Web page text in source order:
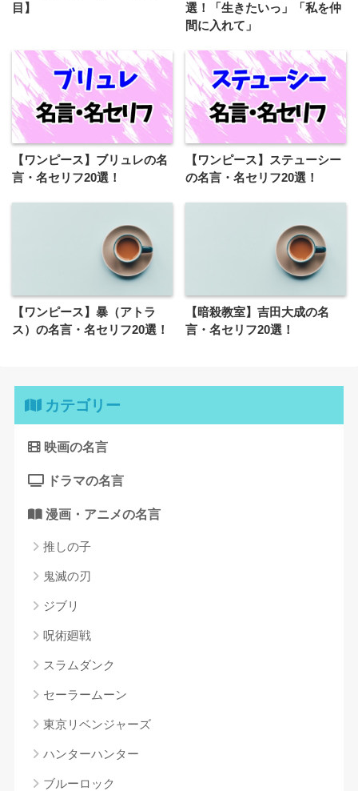
目】
選！「生きたいっ」「私を仲
間に入れて」
【ワンピース】ブリュレの名
言・名セリフ20選！
【ワンピース】ステューシー
の名言・名セリフ20選！
【ワンピース】暴（アトラ
ス）の名言・名セリフ20選！
【暗殺教室】吉田大成の名
言・名セリフ20選！
カテゴリー
映画の名言
ドラマの名言
漫画・アニメの名言
推しの子
鬼滅の刃
ジブリ
呪術廻戦
スラムダンク
セーラームーン
東京リベンジャーズ
ハンターハンター
ブルーロック